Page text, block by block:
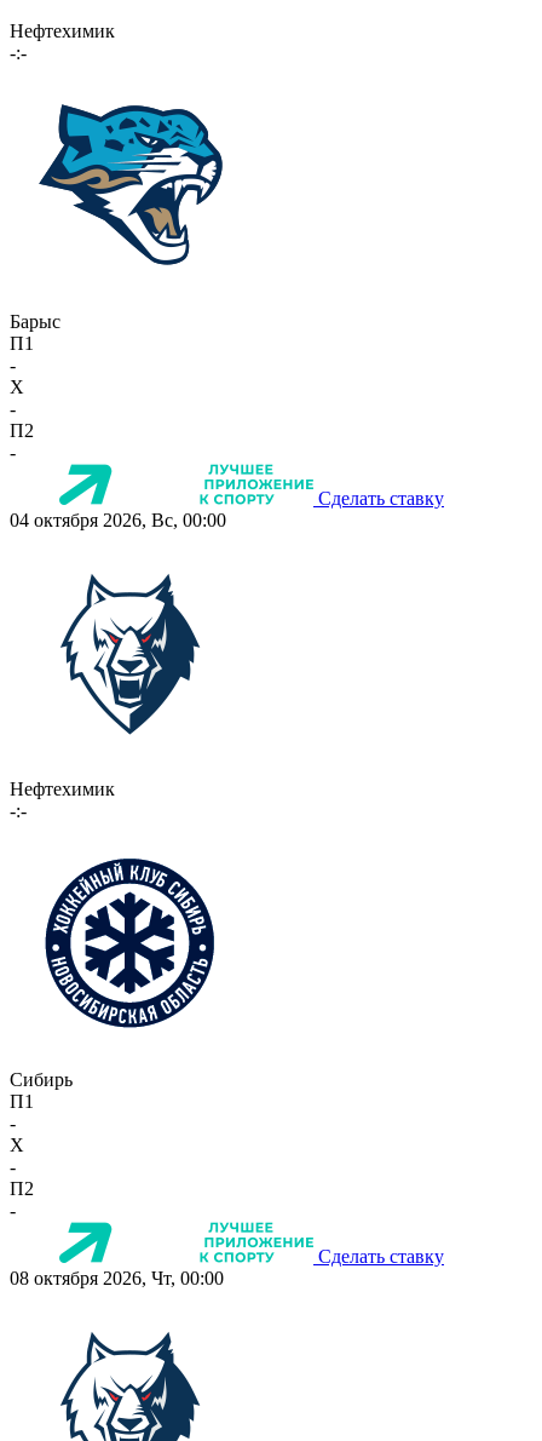
Нефтехимик
-:-
Барыс
П1
-
X
-
П2
-
Сделать ставку
04 октября 2026, Вс, 00:00
Нефтехимик
-:-
Сибирь
П1
-
X
-
П2
-
Сделать ставку
08 октября 2026, Чт, 00:00